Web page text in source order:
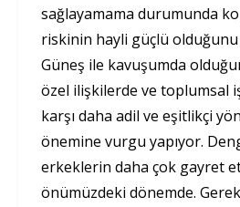
sağlayamama durumunda
riskinin hayli güçlü
Güneş ile kavuşumda
özel ilişkilerde ve toplumsal
karşı daha adil ve eşitlikçi
önemine vurgu yapıyor.
erkeklerin daha çok gayret
önümüzdeki dönemde.